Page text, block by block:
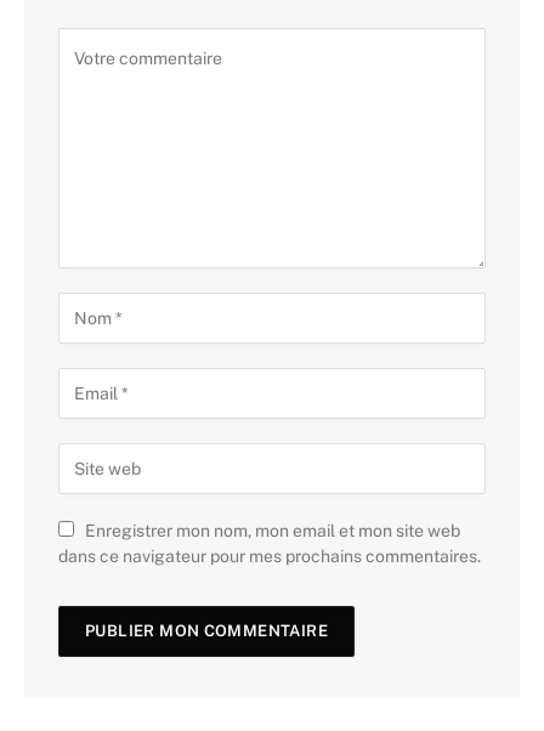
Enregistrer mon nom, mon email et mon site web
dans ce navigateur pour mes prochains commentaires.